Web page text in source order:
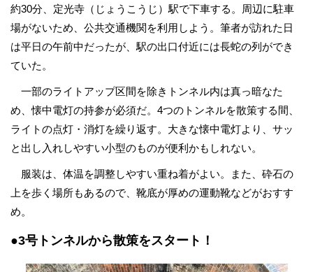
約30分、定光寺（じょうこうじ）駅で下車する。周辺に駐車
場がないため、公共交通機関を利用しよう。筆者が訪れた日
は平日の午前中だったが、駅の出口付近には長蛇の列ができ
ていた。
一部のライトアップ区間を除きトンネル内は真っ暗なた
め、懐中電灯の持参が必須だ。4つのトンネルを散策する間、
ライトの点灯・消灯を繰り返す。大きな懐中電灯より、サッ
と出し入れしやすい小型のものが便利かもしれない。
服装は、体温を調整しやすい重ね着がよい。また、砕石の
上を歩く場所もあるので、靴底が厚めの運動靴などがおすす
め。
●3号トンネルから散策をスタート！